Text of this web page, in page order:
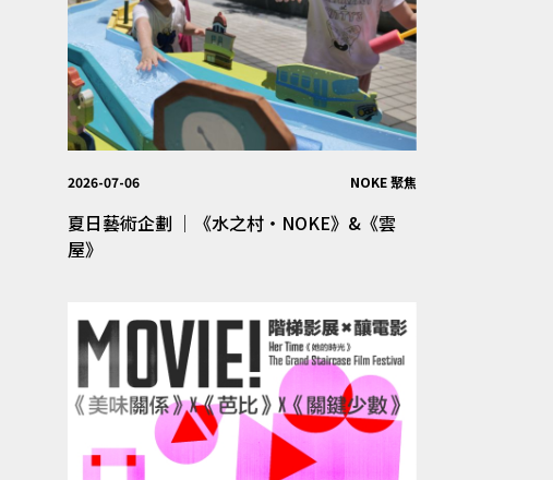
2026-07-06 NOKE 聚焦
夏日藝術企劃 │《水之村・NOKE》&《雲
屋》